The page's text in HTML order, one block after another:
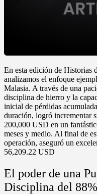
En esta edición de Historias
analizamos el enfoque
Malasia. A través de una
disciplina de hierro y la
inicial de pérdidas
duración, logró incrementar
200,000 USD en un
meses y medio. Al final de
operación, aseguró un
56,209.22 USD
El poder de una
Disciplina del 88%